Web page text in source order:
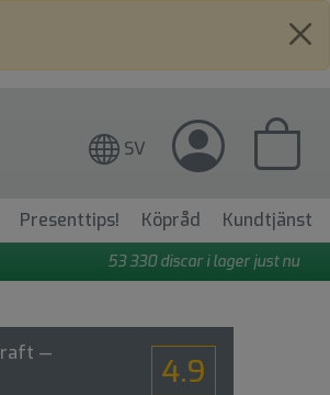
SV
Presenttips! Köpråd Kundtjänst
53 330 discar i lager just nu
4.9
—